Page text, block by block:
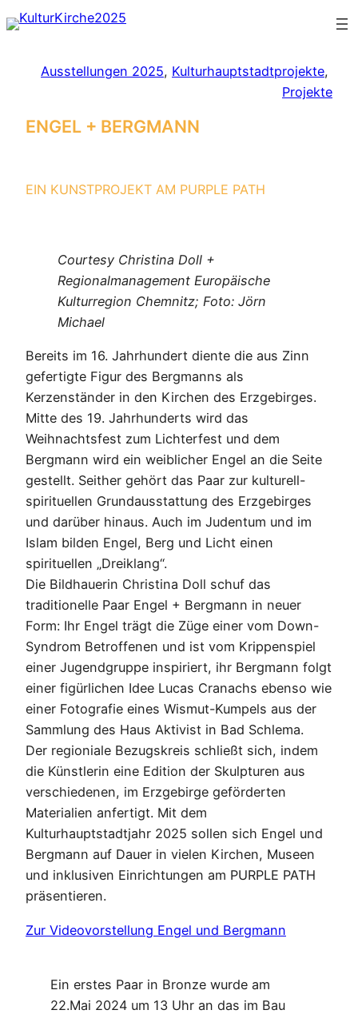
Zum
Ausstellungen 2025, Kulturhauptstadtprojekte
Projekte
ENGEL + BERGMANN
EIN KUNSTPROJEKT AM PURPLE PATH
Courtesy Christina Doll +
Regionalmanagement Europäische
Kulturregion Chemnitz; Foto: Jörn
Michael
Bereits im 16. Jahrhundert diente die aus Zinn
gefertigte Figur des Bergmanns als
Kerzenständer in den Kirchen des Erzgebirges.
Mitte des 19. Jahrhunderts wird das
Weihnachtsfest zum Lichterfest und dem
Bergmann wird ein weiblicher Engel an die Seite
gestellt. Seither gehört das Paar zur kulturell-
spirituellen Grundausstattung des Erzgebirges
und darüber hinaus. Auch im Judentum und im
Islam bilden Engel, Berg und Licht einen
spirituellen „Dreiklang“.
Die Bildhauerin Christina Doll schuf das
traditionelle Paar Engel + Bergmann in neuer
Form: Ihr Engel trägt die Züge einer vom Down-
Syndrom Betroffenen und ist vom Krippenspiel
einer Jugendgruppe inspiriert, ihr Bergmann folgt
einer figürlichen Idee Lucas Cranachs ebenso wie
einer Fotografie eines Wismut-Kumpels aus der
Sammlung des Haus Aktivist in Bad Schlema.
Der regioniale Bezugskreis schließt sich, indem
die Künstlerin eine Edition der Skulpturen aus
verschiedenen, im Erzgebirge geförderten
Materialien anfertigt. Mit dem
Kulturhauptstadtjahr 2025 sollen sich Engel und
Bergmann auf Dauer in vielen Kirchen, Museen
und inklusiven Einrichtungen am PURPLE PATH
präsentieren.
Zur Videovorstellung Engel und Bergmann
Ein erstes Paar in Bronze wurde am
22.Mai 2024 um 13 Uhr an das im Bau